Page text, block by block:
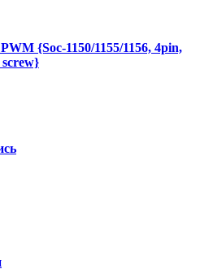
{Soc-1150/1155/1156, 4pin,
screw}